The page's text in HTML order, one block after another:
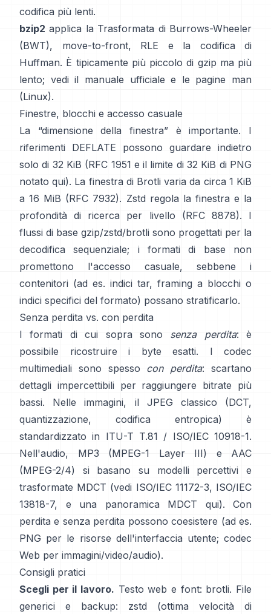
codifica più lenti.
bzip2 applica la Trasformata di Burrows-Wheeler
(BWT), move-to-front, RLE e la codifica di
Huffman. È tipicamente più piccolo di gzip ma più
lento; vedi il manuale ufficiale e le pagine man
(Linux).
Finestre, blocchi e accesso casuale
La “dimensione della finestra” è importante. I
riferimenti DEFLATE possono guardare indietro
solo di 32 KiB (RFC 1951 e il limite di 32 KiB di PNG
notato qui). La finestra di Brotli varia da circa 1 KiB
a 16 MiB (RFC 7932). Zstd regola la finestra e la
profondità di ricerca per livello
(RFC 8878). I
flussi di base gzip/zstd/brotli sono progettati per la
decodifica sequenziale; i formati di base
non
promettono l'accesso casuale, sebbene i
contenitori (ad es. indici tar, framing a blocchi o
indici specifici del formato) possano stratificarlo.
Senza perdita vs. con perdita
I formati di cui sopra sono senza perdita: è
possibile ricostruire i byte esatti. I codec
multimediali sono spesso con perdita: scartano
dettagli impercettibili per raggiungere bitrate più
bassi. Nelle immagini, il JPEG classico (DCT,
quantizzazione, codifica entropica) è
standardizzato in ITU-T T.81 / ISO/IEC 10918-1.
Nell'audio, MP3 (MPEG-1 Layer III) e AAC
(MPEG-2/4) si basano su modelli percettivi e
trasformate MDCT (vedi ISO/IEC 11172-3, ISO/IEC
13818-7, e una panoramica MDCT qui). Con
perdita e senza perdita possono coesistere (ad es.
PNG per le risorse dell'interfaccia utente; codec
Web per immagini/video/audio).
Consigli pratici
Scegli per il lavoro. Testo web e font: brotli. File
generici e backup:
zstd
(ottima velocità di